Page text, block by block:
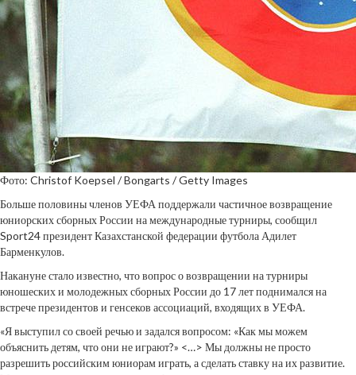
Фото: Christof Koepsel / Bongarts / Getty Images
Больше половины членов УЕФА поддержали частичное возвращение
юниорских сборных России на международные турниры, сообщил
Sport24 президент Казахстанской федерации футбола Адилет
Барменкулов.
Накануне стало известно, что вопрос о возвращении на турниры
юношеских и молодежных сборных России до 17 лет поднимался на
встрече президентов и генсеков ассоциаций, входящих в УЕФА.
«Я выступил со своей речью и задался вопросом: «Как мы можем
объяснить детям, что они не играют?» <…> Мы должны не просто
разрешить российским юниорам играть, а сделать ставку на их развитие.